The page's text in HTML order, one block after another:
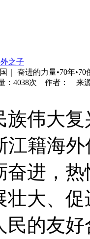
之子
｜ 奋进的力量•70年•70
量：4038次 作者： 来
伟大复
江籍海
奋进，
壮大、
民的友